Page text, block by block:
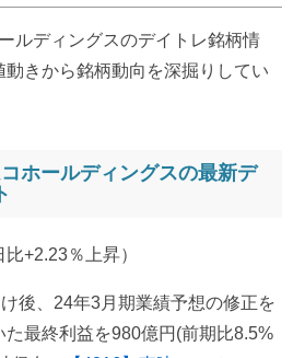
ルディングスのデイトレ銘柄情
きから銘柄動向を深掘りしてい
ホールディングスの最新デ
+2.23％上昇）
後、24年3月期業績予想の修正を
最終利益を980億円(前期比8.5%